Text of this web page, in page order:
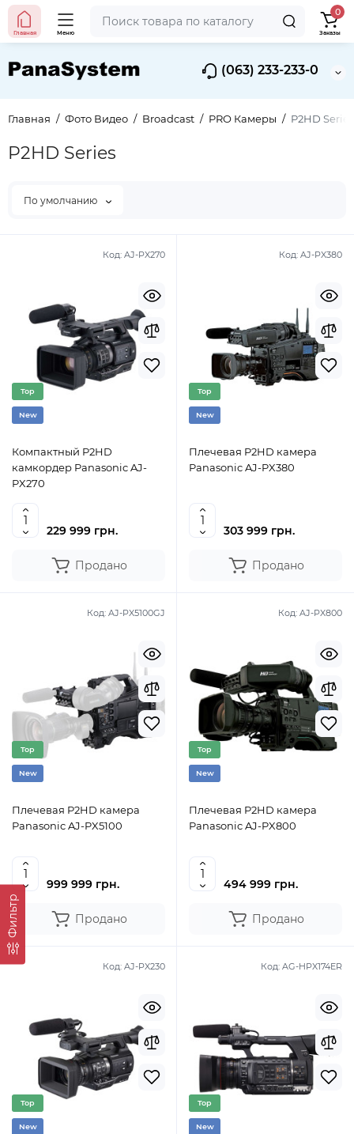
(063) 233-233-0
Главная Меню
0
Заказы
Главная Фото Видео Broadcast PRO Камеры P2HD Series
Фильтр
P2HD Series
По умолчанию
Код: AJ-PX270
Top
New
Компактный P2HD
камкордер Panasonic AJ-
PX270
229 999 грн.
Продано
Код: AJ-PX380
Top
New
Плечевая P2HD камера
Panasonic AJ-PX380
303 999 грн.
Продано
Код: AJ-PX5100GJ
Top
New
Плечевая P2HD камера
Panasonic AJ-PX5100
999 999 грн.
Продано
Код: AJ-PX800
Top
New
Плечевая P2HD камера
Panasonic AJ-PX800
494 999 грн.
Продано
Код: AJ-PX230
Top
New
Код: AG-HPX174ER
Top
New